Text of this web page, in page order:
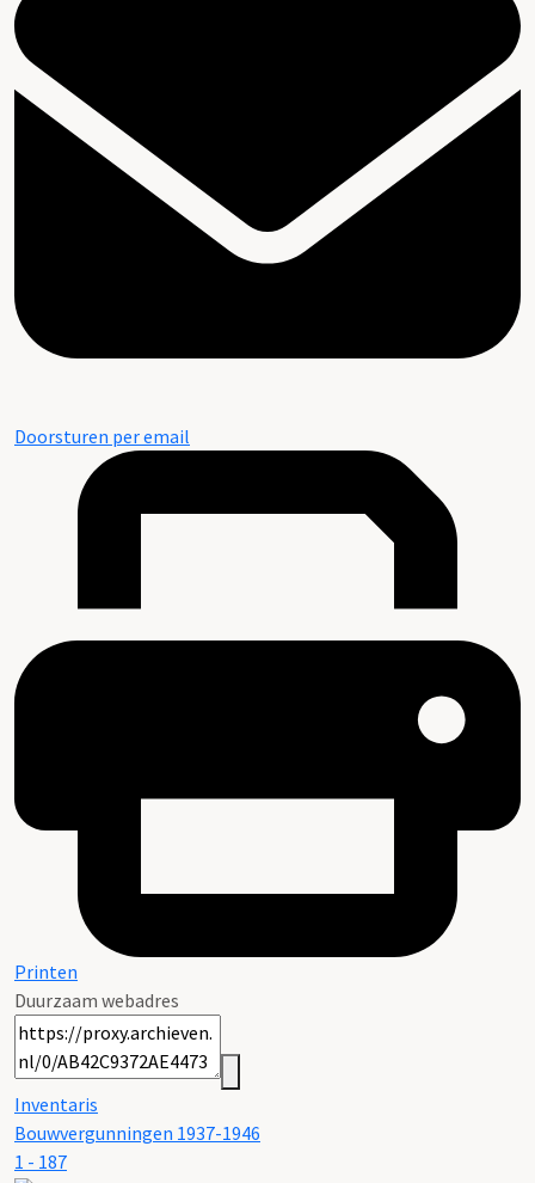
Doorsturen per email
Printen
Duurzaam webadres
Inventaris
Bouwvergunningen 1937-1946
1 - 187